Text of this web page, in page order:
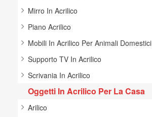
Mirro In Acrilico
Piano Acrilico
Mobili In Acrilico Per Animali Domestici
Supporto TV In Acrilico
Scrivania In Acrilico
Oggetti In Acrilico Per La Casa
Arilico